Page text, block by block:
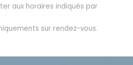
aux horaires indiqués par
sur rendez-vous.